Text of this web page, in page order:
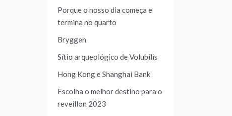
Porque o nosso dia começa e
termina no quarto
Bryggen
Sítio arqueológico de Volubilis
Hong Kong e Shanghai Bank
Escolha o melhor destino para o
reveillon 2023